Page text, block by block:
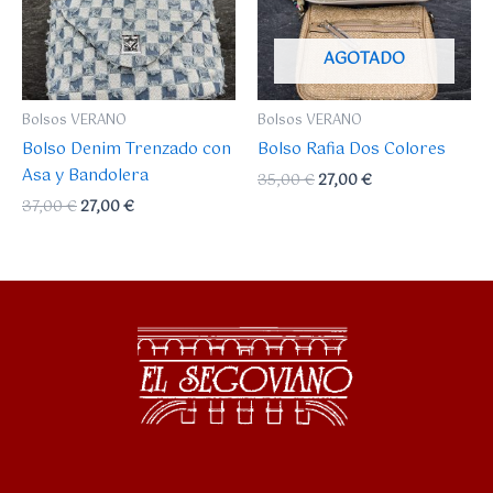
Bolsos VERANO
Bolso Denim Trenzado con
Asa y Bandolera
37,00€27,00€
AGOTADO
Bolsos VERANO
Bolso Rafia Dos Colores
35,00€27,00€